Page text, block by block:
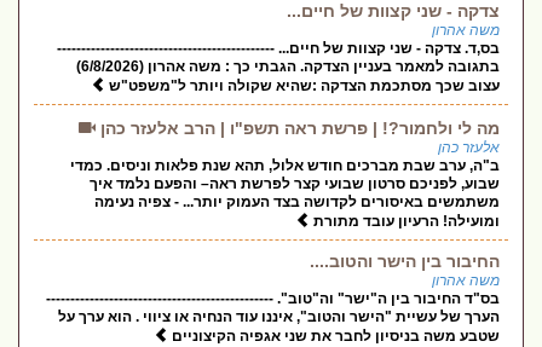
צדקה - שני קצוות של חיים...
משה אהרון
בס,ד. צדקה - שני קצוות של חיים... ---------------------------------------------
בתגובה למאמר בעניין הצדקה. הגבתי כך : משה אהרון (6/8/2026)
עצוב שכך מסתכמת הצדקה :שהיא שקולה ויותר ל"משפט"ש
מה לי ולחמור?! | פרשת ראה תשפ"ו | הרב אלעזר כהן
אלעזר כהן
ב"ה, ערב שבת מברכים חודש אלול, תהא שנת פלאות וניסים. כמדי
שבוע, לפניכם סרטון שבועי קצר לפרשת ראה– והפעם נלמד איך
משתמשים באיסורים לקדושה בצד העמוק יותר... - צפיה נעימה
ומועילה! הרעיון עובד מתורת
החיבור בין הישר והטוב....
משה אהרון
בס"ד החיבור בין ה"ישר" וה"טוב". -----------------------------------------------
הערך של עשיית "הישר והטוב", איננו עוד הנחיה או ציווי . הוא ערך על
שטבע משה בניסיון לחבר את שני אגפיה הקיצוניים